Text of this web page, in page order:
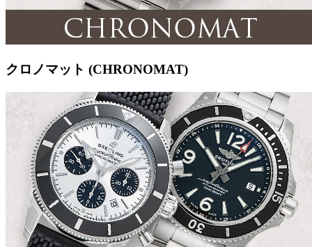
クロノマット (CHRONOMAT)